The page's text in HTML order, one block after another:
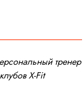
тренер
X-Fit